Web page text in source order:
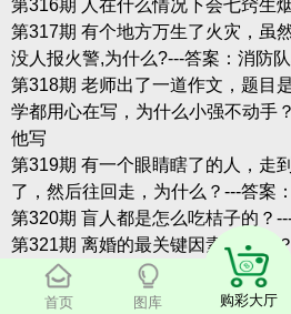
首页 图库 购彩大厅
第316期 人在什么情况下会七窍生
第317期 有个地方万生了火灾，虽
没人报火警,为什么?---答案：消防
第318期 老师出了一道作文，题目
学都用心在写，为什么小强不动手
他写
第319期 有一个眼睛瞎了的人，走
了，然后往回走，为什么？---答案
第320期 盲人都是怎么吃桔子的？
第321期 离婚的最关键因素是什么
第322期 一个不会游泳的人掉进了
么？---答案：他在洗澡